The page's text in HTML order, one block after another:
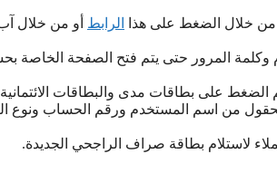
من خلال الضغط على هذا الرابط أو من خلال
المرور حتى يتم فتح الصفحة الخاصة
على بطاقات مدى والبطاقات
من اسم المستخدم ورقم الحساب ونوع
لاستلام بطاقة صراف الراجحي الجديدة.